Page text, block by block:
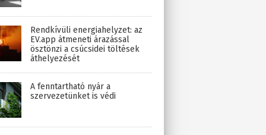
Rendkívüli energiahelyzet: az
EV.app átmeneti árazással
ösztönzi a csúcsidei töltések
áthelyezését
A fenntartható nyár a
szervezetünket is védi